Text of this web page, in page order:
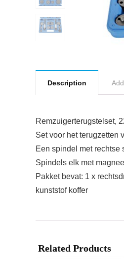
Description
Remzuigerterugstelset,
Set voor het terugzetten
Een spindel met rechtse
Spindels elk met
Pakket bevat: 1 x
kunststof koffer
Related Products